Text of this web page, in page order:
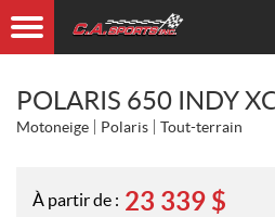
POLARIS 650 INDY
Motoneige Polaris Tout-terrain
À partir de : 23 339 $